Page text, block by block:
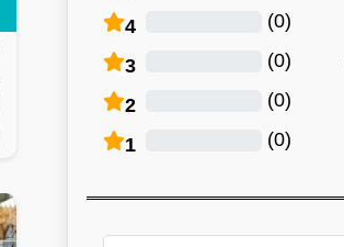
4 (
0
)
3 (
0
)
2 (
0
)
1 (
0
)